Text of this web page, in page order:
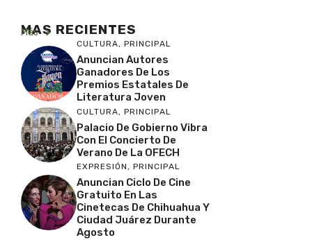
MAS RECIENTES
Más
CULTURA, PRINCIPAL
Anuncian Autores
Ganadores De Los
Premios Estatales De
Literatura Joven
CULTURA, PRINCIPAL
Palacio De Gobierno Vibra
Con El Concierto De
Verano De La OFECH
EXPRESIÓN, PRINCIPAL
Anuncian Ciclo De Cine
Gratuito En Las
Cinetecas De Chihuahua Y
Ciudad Juárez Durante
Agosto